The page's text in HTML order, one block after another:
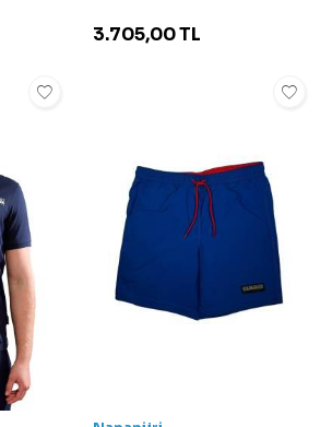
3.705,00TL